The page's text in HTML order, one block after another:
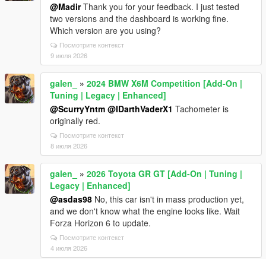
@MadirThank you for your feedback. I just tested
two versions and the dashboard is working fine.
Which version are you using?
Посмотрите контекст
9 июля 2026
galen_ » 2024 BMW X6M Competition [Add-On |
Tuning | Legacy | Enhanced]
@ScurryYntm @IDarthVaderX1 Tachometer is
originally red.
Посмотрите контекст
8 июля 2026
galen_ » 2026 Toyota GR GT [Add-On | Tuning |
Legacy | Enhanced]
@asdas98 No, this car isn't in mass production yet,
and we don't know what the engine looks like. Wait
Forza Horizo​​n 6 to update.
Посмотрите контекст
4 июля 2026